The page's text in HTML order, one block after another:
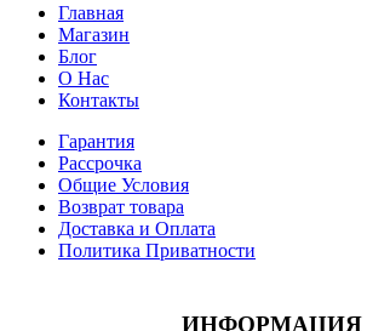
Главная
Магазин
Блог
О Нас
Контакты
Гарантия
Рассрочка
Общие Условия
Возврат товара
Доставка и Оплата
Политика Приватности
ИНФОРМАЦИЯ